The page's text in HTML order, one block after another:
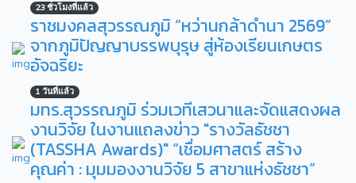
23 ชั่วโมงที่แล้ว
ราชมงคลสุวรรณภูมิ “หว่านกล้าดำนา 2569”
จากภูมิปัญญาบรรพบุรุษ สู่ห้องเรียนเกษตร
อัจฉริยะ
1 วันที่แล้ว
มทร.สุวรรณภูมิ ร่วมเวทีเสวนาและจัดแสดงผล
งานวิจัย ในงานแถลงข่าว "รางวัลธัชชา
(TASSHA Awards)" “เชื่อมศาสตร์ สร้าง
คุณค่า : มุมมองงานวิจัย 5 สาขาแห่งธัชชา”